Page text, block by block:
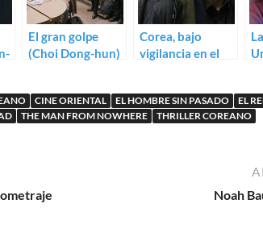
El gran golpe
(Choi Dong-hun)
Corea, bajo
vigilancia en el
CINE ORIENTAL EL HOMBRE SIN PASADO
EL
THE MAN FROM NOWHERE THRILLER COREANO
Noah